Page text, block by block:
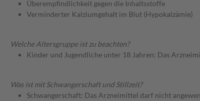
Überempfindlichkeit gegen die Inhaltsstoffe
Verminderter Kalziumgehalt im Blut (Hypokalzämie)
Welche Altersgruppe ist zu beachten?
Kinder und Jugendliche unter 18 Jahren: Das
Was ist mit Schwangerschaft und Stillzeit?
Schwangerschaft: Das Arzneimittel darf nicht